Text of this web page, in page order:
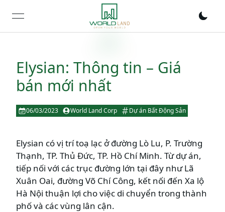
open navigation menu
Elysian: Thông tin – Giá
bán mới nhất
06/03/2023 World Land Corp Dự án Bất Động Sản
Elysian có vị trí toạ lạc ở đường Lò Lu, P. Trường
Thạnh, TP. Thủ Đức, TP. Hồ Chí Minh. Từ dự án,
tiếp nối với các trục đường lớn tại đây như Lã
Xuân Oai, đường Võ Chí Công, kết nối đến Xa lộ
Hà Nội thuận lợi cho việc di chuyển trong thành
phố và các vùng lân cận.